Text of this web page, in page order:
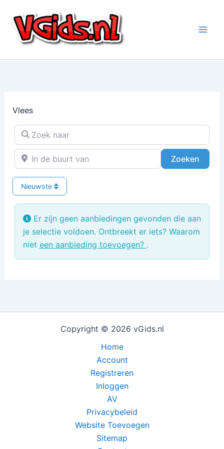
naar
inhoud
Vlees
Zoek naar
In de buurt van
Zoeken
Nieuwste
Er zijn geen aanbiedingen gevonden die aan
je selectie voldoen. Ontbreekt er iets? Waarom
niet een aanbieding toevoegen? .
Copyright © 2026 vGids.nl
Home
Account
Registreren
Inloggen
AV
Privacybeleid
Website Toevoegen
Sitemap